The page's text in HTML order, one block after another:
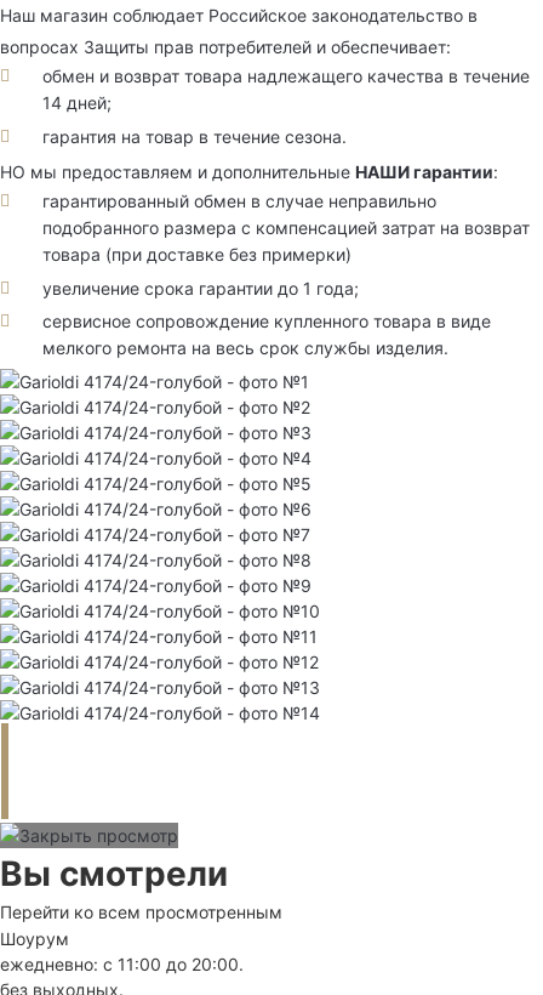
Наш магазин соблюдает Российское законодательство в
вопросах Защиты прав потребителей и обеспечивает:
обмен и возврат товара надлежащего качества в течение
14 дней;
гарантия на товар в течение сезона.
НО мы предоставляем и дополнительные НАШИ гарантии:
гарантированный обмен в случае неправильно
подобранного размера с компенсацией затрат на возврат
товара (при доставке без примерки)
увеличение срока гарантии до 1 года;
сервисное сопровождение купленного товара в виде
мелкого ремонта на весь срок службы изделия.
Вы смотрели
Перейти ко всем просмотренным
Шоурум
ежедневно: с 11:00 до 20:00.
без выходных.